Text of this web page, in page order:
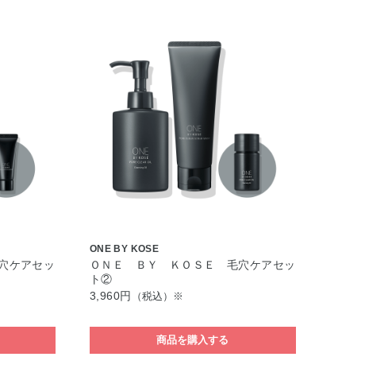
アセッ
ONE BY KOSE
ＯＮＥ ＢＹ ＫＯＳＥ 毛穴ケアセッ
ト②
3,960円
（税込）※
商品を購入する